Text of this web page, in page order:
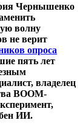
Чернышенко
волну
не верит
опроса
пять лет
владелец
BOOM-
ИИ.